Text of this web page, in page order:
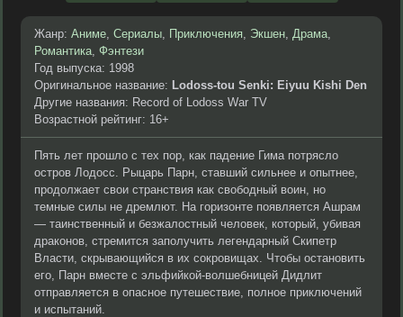
Жанр: Аниме, Сериалы, Приключения, Экшен, Драма,
Романтика, Фэнтези
Год выпуска: 1998
Оригинальное название: Lodoss-tou Senki: Eiyuu Kishi Den
Другие названия: Record of Lodoss War TV
Возрастной рейтинг: 16+
Пять лет прошло с тех пор, как падение Гима потрясло
остров Лодосс. Рыцарь Парн, ставший сильнее и опытнее,
продолжает свои странствия как свободный воин, но
темные силы не дремлют. На горизонте появляется Ашрам
— таинственный и безжалостный человек, который, убивая
драконов, стремится заполучить легендарный Скипетр
Власти, скрывающийся в их сокровищах. Чтобы остановить
его, Парн вместе с эльфийкой-волшебницей Дидлит
отправляется в опасное путешествие, полное приключений
и испытаний.